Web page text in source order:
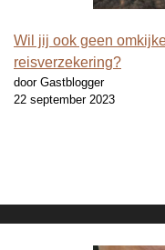
Wil jij ook geen
reisverzekering?
door Gastblogger
22 september 2023